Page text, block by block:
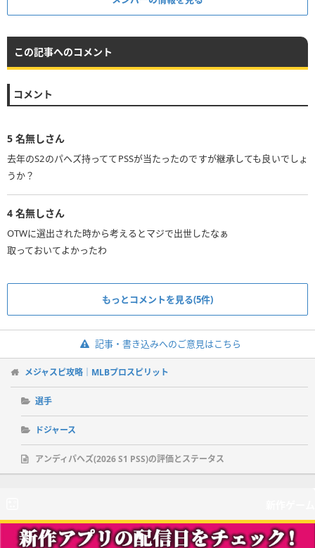
この記事へのコメント
コメント
5 名無しさん
去年のS2のパヘズ持っててPSSが当たったのですが継承しても良いでしょ
うか？
4 名無しさん
OTWに選出された時から考えるとマジで出世したなぁ
取っておいてよかったわ
もっとコメントを見る(5件)
記事・書き込みへのご意見はこちら
メジャスピ攻略｜MLBプロスピリット
選手
ドジャース
アンディパヘズ(2026 S1 PSS)の評価とステータス